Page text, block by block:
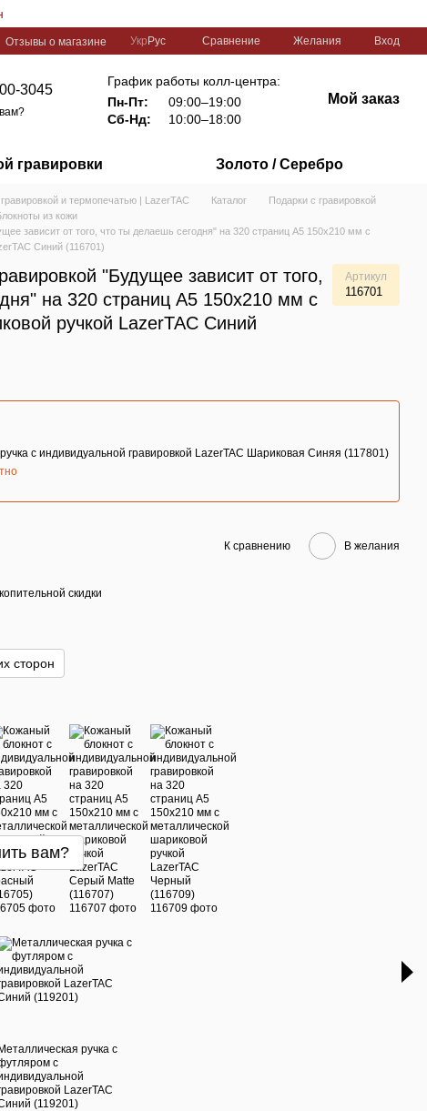
Отзывы о магазине
Укр Рус Сравнение Желания Вход
3045
График работы колл-центра:
Пн-Пт:
09:00–19:00
Сб-Нд:
10:00–18:00
Мой заказ
гравировки Золото / Серебро
и термопечатью | LazerTAC Каталог
Подарки с гравировкой
из кожи
зависит от того, что ты делаешь сегодня" на 320 страниц А5 150х210 мм с
Синий (116701)
"Будущее зависит от того,
на 320 страниц А5 150х210 мм с
ручкой LazerTAC Синий
Артикул
116701
с индивидуальной гравировкой LazerTAC Шариковая Синяя (117801)
К сравнению В желания
скидки
сторон
вам?
Металлическая ручка с
с
LazerTAC
(119201)